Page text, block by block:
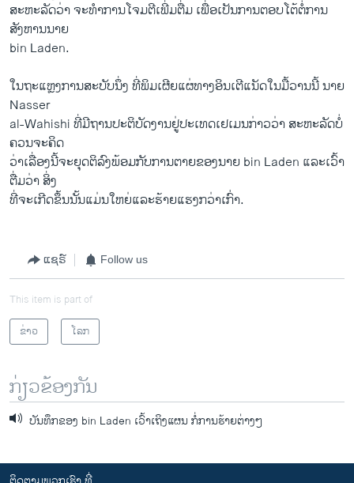
ສະຫະລັດວ່າ ຈະທຳການໂຈມຕີເພີ່ມຕື່ມ ເພື່ອເປັນການຕອບໂຕ້ຕໍ່ການ
ສັງຫານນາຍ
bin Laden.
ໃນຖະແຫຼງການສະບັບນຶ່ງ ທີ່ພິມເຜີຍແຜ່ທາງອິນເຕີແນັດໃນມື້ວານນີ້ ນາຍ
Nasser
al-Wahishi ທີ່ມີຖານປະຕິບັດງານຢູ່ປະເທດເຢເມນກ່າວວ່າ ສະຫະລັດບໍ່
ຄວນຈະຄິດ
ວ່າເລື່ອງນີ້ຈະຍຸດຕິລົງພ້ອມກັບການຕາຍຂອງນາຍ bin Laden ແລະເວົ້າ
ຕື່ມວ່າ ສິ່ງ
ທີ່ຈະເກີດຂຶ້ນນັ້ນແມ່ນໃຫຍ່ແລະຮ້າຍແຮງກວ່າເກົ່າ.
ແຊຣ໌ Follow us
This item is part of
ຂ່າວ
ໂລກ
ກ່ຽວຂ້ອງກັນ
ບັນທຶກຂອງ bin Laden ເວົ້າເຖິງແຜນ ກໍ່ການຮ້າຍຕ່າງໆ